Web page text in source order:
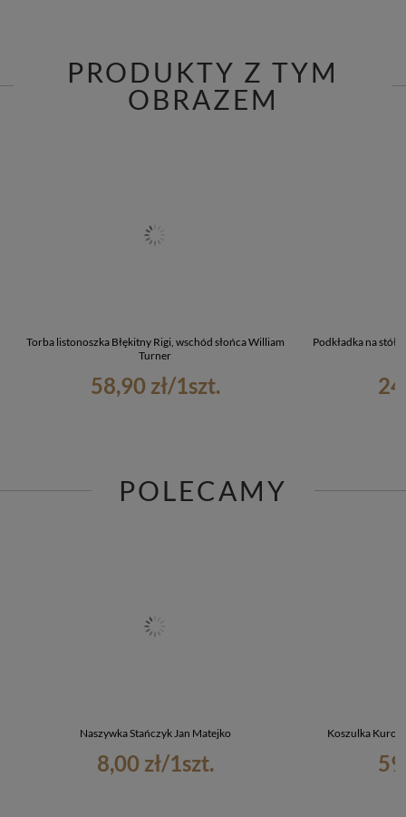
PRODUKTY Z TYM
OBRAZEM
Torba listonoszka Błękitny Rigi, wschód słońca William
Turner
58,90 zł/1szt.
Podkładka na stół
POLECAMY
Naszywka Stańczyk Jan Matejko
8,00 zł/1szt.
Koszulka